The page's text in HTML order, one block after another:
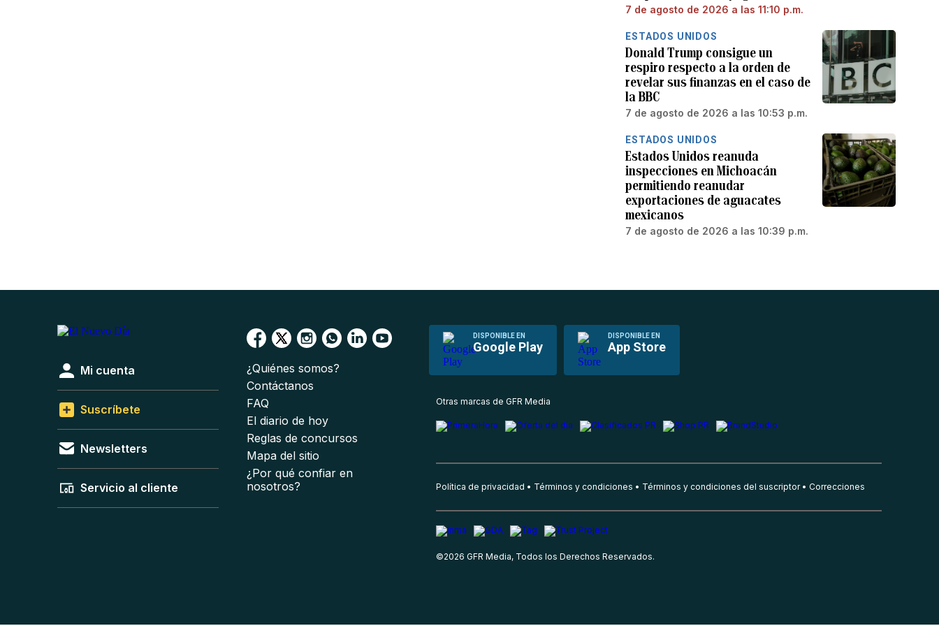
7 de agosto de 2026 a las 11:10 p.m.
ESTADOS UNIDOS
Donald Trump consigue un
respiro respecto a la orden de
revelar sus finanzas en el caso de
la BBC
7 de agosto de 2026 a las 10:53 p.m.
ESTADOS UNIDOS
Estados Unidos reanuda
inspecciones en Michoacán
permitiendo reanudar
exportaciones de aguacates
mexicanos
7 de agosto de 2026 a las 10:39 p.m.
DISPONIBLE EN
Google Play
DISPONIBLE EN
App Store
Mi cuenta
Suscríbete
Newsletters
Servicio al cliente
¿Quiénes somos?
Contáctanos
FAQ
El diario de hoy
Reglas de concursos
Mapa del sitio
¿Por qué confiar en
nosotros?
Otras marcas de GFR Media
Política de privacidad Términos y condiciones Términos y condiciones del suscriptor Correcciones
©2026 GFR Media, Todos los Derechos Reservados.